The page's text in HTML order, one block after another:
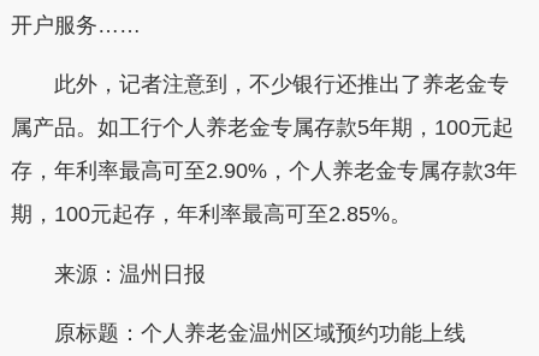
开户服务……
此外，记者注意到，不少银行还推出了养老金专
属产品。如工行个人养老金专属存款5年期，100元起
存，年利率最高可至2.90%，个人养老金专属存款3年
期，100元起存，年利率最高可至2.85%。
来源：温州日报
原标题：个人养老金温州区域预约功能上线